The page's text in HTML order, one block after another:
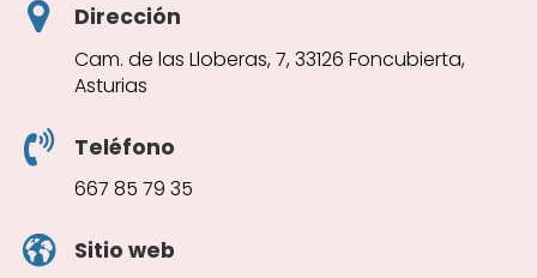
Dirección
Cam. de las Lloberas, 7, 33126 Foncubierta,
Asturias
Teléfono
667 85 79 35
Sitio web